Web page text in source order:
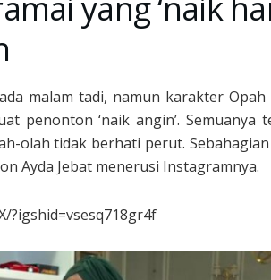
malam tadi, namun karakter
penonton ‘naik angin’. Semuanya
olah tidak berhati perut.
Ayda Jebat menerusi Instagramnya.
?igshid=vsesq718gr4f